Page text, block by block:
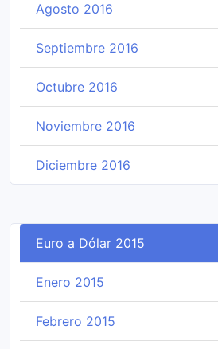
Agosto 2016
Septiembre 2016
Octubre 2016
Noviembre 2016
Diciembre 2016
Euro a Dólar 2015
Enero 2015
Febrero 2015